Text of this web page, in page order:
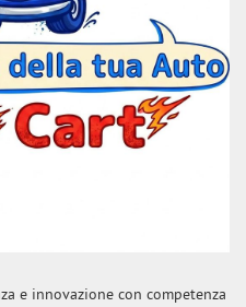
e innovazione con competenza